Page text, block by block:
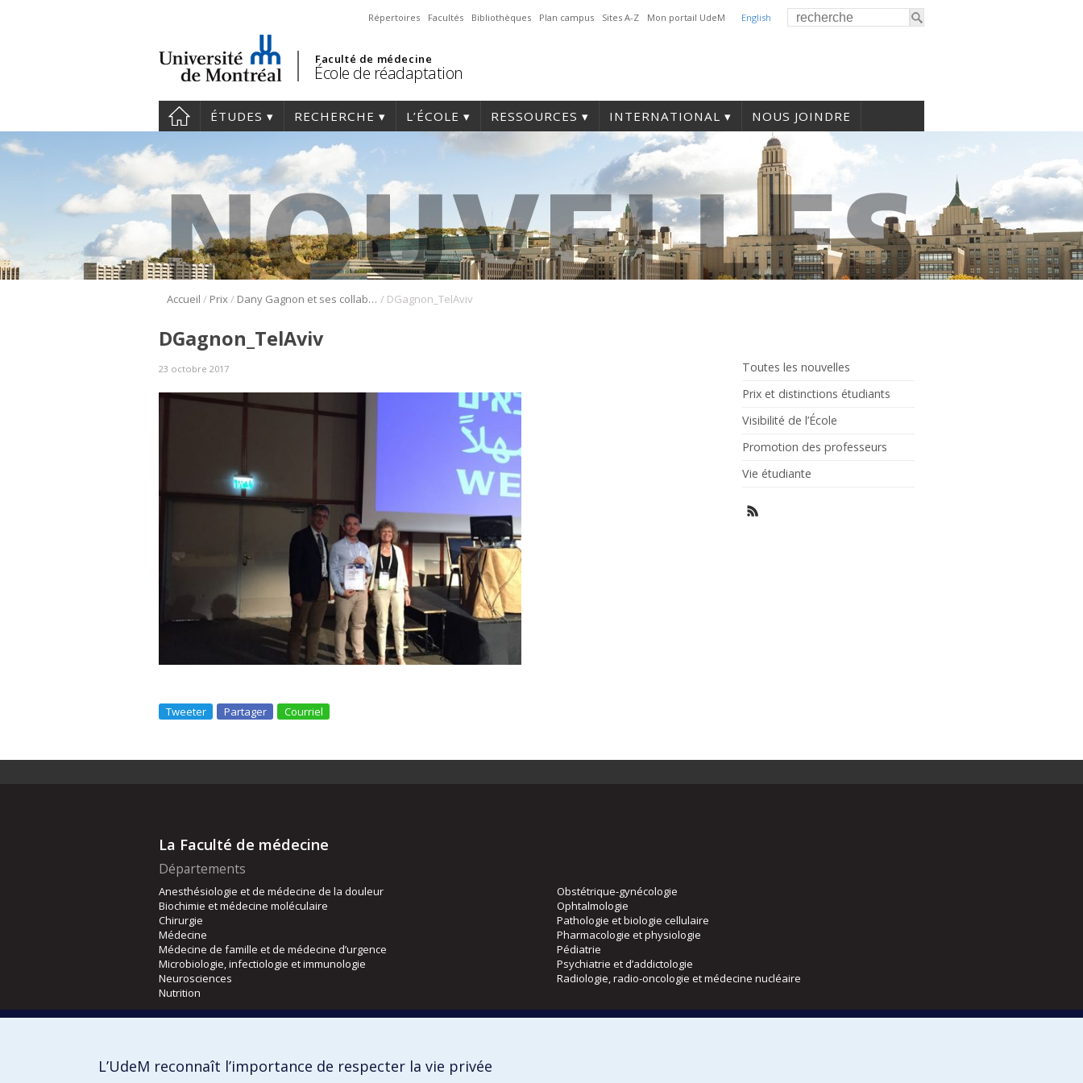
English
Répertoires Facultés Bibliothèques Plan campus Sites A-Z Mon portail UdeM
Faculté de médecine
École de réadaptation
ÉTUDES RECHERCHE L’ÉCOLE RESSOURCES INTERNATIONAL NOUS JOINDRE
Accueil / Prix/ Dany Gagnon et ses collaborateurs remportent le premier prix de l’International Musculoskeletal Ultrasound Society / DGagnon_TelAviv
Toutes les nouvelles
Prix et distinctions étudiants
Visibilité de l’École
Promotion des professeurs
Vie étudiante
DGagnon_TelAviv
23 octobre 2017
Tweeter Partager Courriel
La Faculté de médecine
Départements
Anesthésiologie et de médecine de la douleur
Biochimie et médecine moléculaire
Chirurgie
Médecine
Médecine de famille et de médecine d’urgence
Microbiologie, infectiologie et immunologie
Neurosciences
Nutrition
Obstétrique-gynécologie
Ophtalmologie
Pathologie et biologie cellulaire
Pharmacologie et physiologie
Pédiatrie
Psychiatrie et d’addictologie
Radiologie, radio-oncologie et médecine nucléaire
Orthophonie et audiologie
L’UdeM reconnaît l’importance de respecter la vie privée